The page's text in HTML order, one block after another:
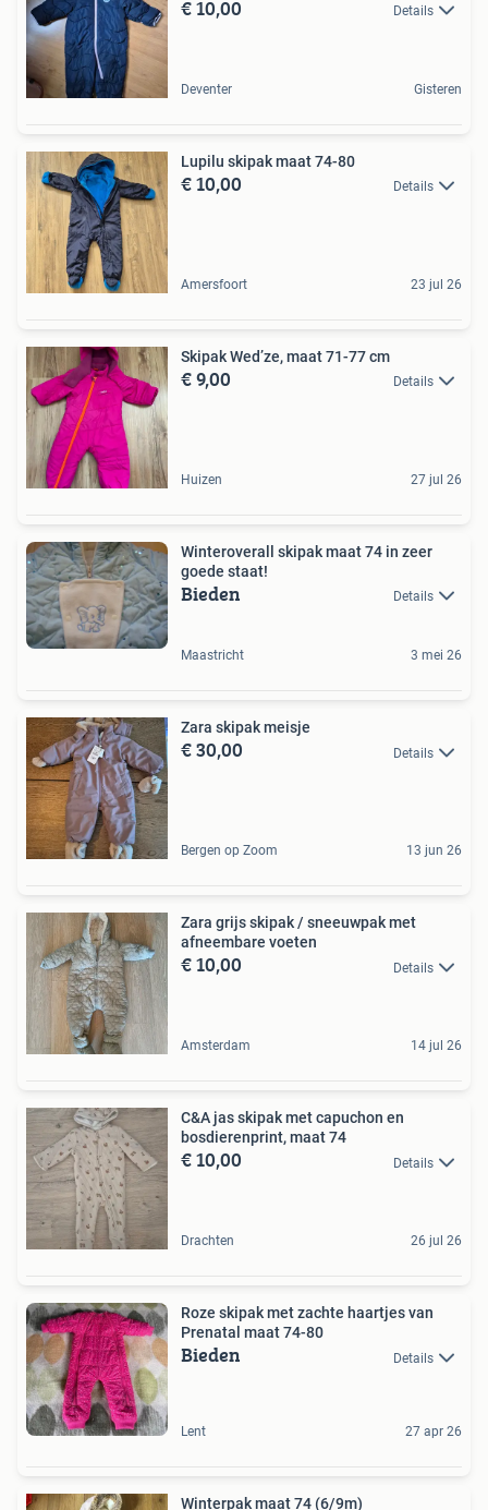
€ 10,00 Details
Deventer Gisteren
Lupilu skipak maat 74-80
€ 10,00 Details
Amersfoort 23 jul 26
Skipak Wed’ze, maat 71-77 cm
€ 9,00 Details
Huizen 27 jul 26
Winteroverall skipak maat 74 in zeer
goede staat!
Bieden Details
Maastricht 3 mei 26
Zara skipak meisje
€ 30,00 Details
Bergen op Zoom 13 jun 26
Zara grijs skipak / sneeuwpak met
afneembare voeten
€ 10,00 Details
Amsterdam 14 jul 26
C&A jas skipak met capuchon en
bosdierenprint, maat 74
€ 10,00 Details
Drachten 26 jul 26
Roze skipak met zachte haartjes van
Prenatal maat 74-80
Bieden Details
Lent 27 apr 26
Winterpak maat 74 (6/9m)